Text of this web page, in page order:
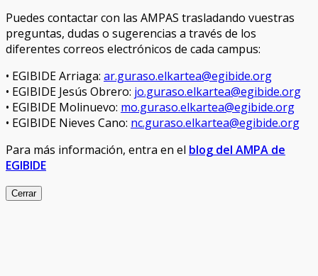
Puedes contactar con las AMPAS trasladando vuestras
preguntas, dudas o sugerencias a través de los
diferentes correos electrónicos de cada campus:
• EGIBIDE Arriaga: ar.guraso.elkartea@egibide.org
• EGIBIDE Jesús Obrero: jo.guraso.elkartea@egibide.org
• EGIBIDE Molinuevo: mo.guraso.elkartea@egibide.org
• EGIBIDE Nieves Cano: nc.guraso.elkartea@egibide.org
Para más información, entra en el blog del AMPA de
EGIBIDE
Cerrar